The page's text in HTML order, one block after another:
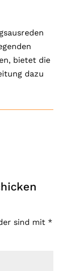
bietet die
dazu
sind mit *